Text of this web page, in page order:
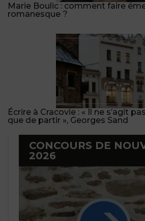
Marie Boulic : comment faire
romanesque ?
Écrire à Cracovie : « Il ne s’agit
que de partir », Georges Sand
CONCOURS DE
2026